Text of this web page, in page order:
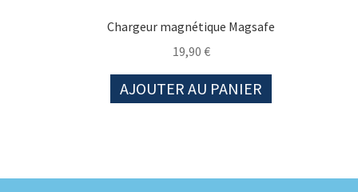
Chargeur magnétique Magsafe
19,90 €
AJOUTER AU PANIER